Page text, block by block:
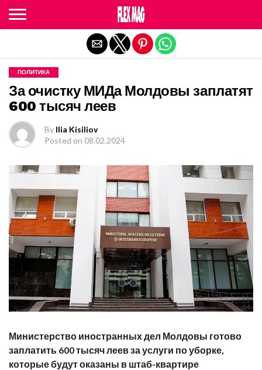
ПОЛИТИКА
За очистку МИДа Молдовы заплатят
600 тысяч леев
By Ilia Kisiliov
Posted on 08.02.2024
Министерство иностранных дел Молдовы готово
заплатить 600 тысяч леев за услуги по уборке,
которые будут оказаны в штаб-квартире
Exit mobile version